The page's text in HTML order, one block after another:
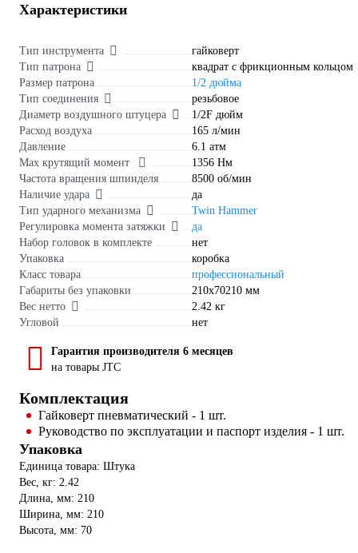
Характеристики
Тип инструмента
гайковерт
Тип патрона
квадрат с фрикционным кольцом
Размер патрона
1/2 дюйма
Тип соединения
резьбовое
Диаметр воздушного штуцера
1/2F дюйм
Расход воздуха
165 л/мин
Давление
6.1 атм
Max крутящий момент
1356 Нм
Частота вращения шпинделя
8500 об/мин
Наличие удара
да
Тип ударного механизма
Twin Hammer
Регулировка момента затяжки
да
Набор головок в комплекте
нет
Упаковка
коробка
Класс товара
профессиональный
Габариты без упаковки
210x70210 мм
Вес нетто
2.42 кг
Угловой
нет
Гарантия производителя 6 месяцев
на товары JTC
Комплектация
Гайковерт пневматический - 1 шт.
Руководство по эксплуатации и паспорт изделия - 1 шт.
Упаковка
Единица товара: Штука
Вес, кг: 2.42
Длина, мм: 210
Ширина, мм: 210
Высота, мм: 70